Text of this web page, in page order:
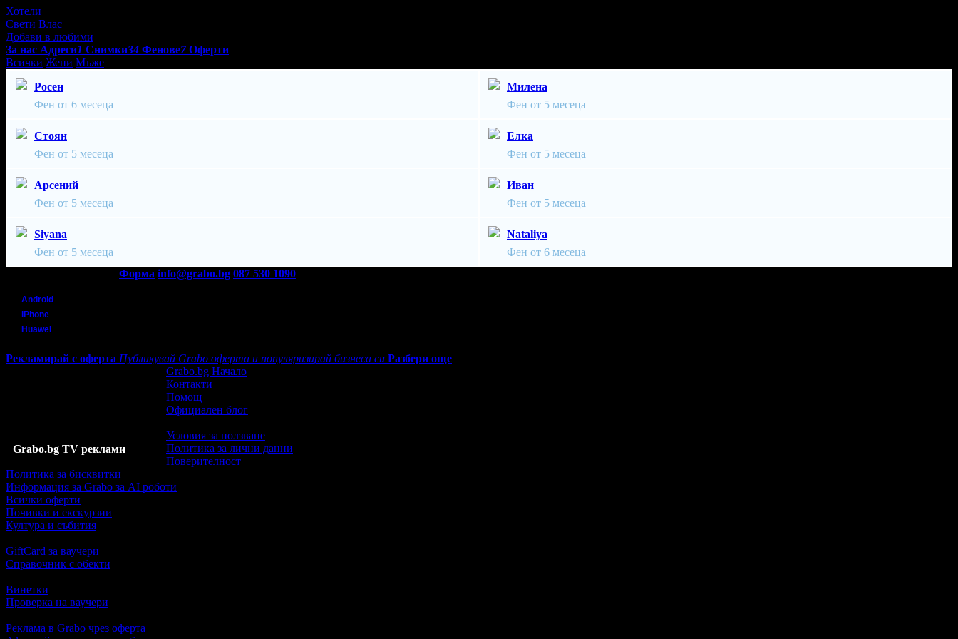
Хотели
Свети Влас
Добави в любими
За нас Адреси1 Снимки34 Фенове7 Оферти
Всички Жени Мъже
Росен
Фен от 6 месеца
Милена
Фен от 5 месеца
Стоян
Фен от 5 месеца
Елка
Фен от 5 месеца
Арсений
Фен от 5 месеца
Иван
Фен от 5 месеца
Siyana
Фен от 5 месеца
Nataliya
Фен от 6 месеца
Форма info@grabo.bg 087 530 1090
Android
iPhone
Huawei
Рекламирай с оферта Публикувай Grabo оферта и популяризирай бизнеса си Разбери още
Grabo.bg TV реклами
Grabo.bg Начало
Контакти
Помощ
Официален блог
Условия за ползване
Политика за лични данни
Поверителност
Политика за бисквитки
Информация за Grabo за AI роботи
Всички оферти
Почивки и екскурзии
Култура и събития
GiftCard за ваучери
Справочник с обекти
Винетки
Проверка на ваучери
Реклама в Grabo чрез оферта